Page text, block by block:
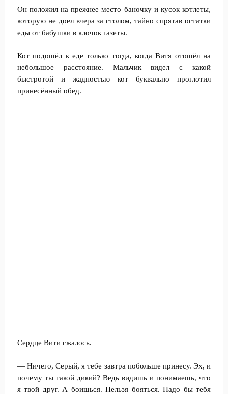
Он положил на прежнее место баночку и кусок котлеты,
которую не доел вчера за столом, тайно спрятав остатки
еды от бабушки в клочок газеты.
Кот подошёл к еде только тогда, когда Витя отошёл на
небольшое расстояние. Мальчик видел с какой
быстротой и жадностью кот буквально проглотил
принесённый обед.
Сердце Вити сжалось.
— Ничего, Серый, я тебе завтра побольше принесу. Эх, и
почему ты такой дикий? Ведь видишь и понимаешь, что
я твой друг. А боишься. Нельзя бояться. Надо бы тебя